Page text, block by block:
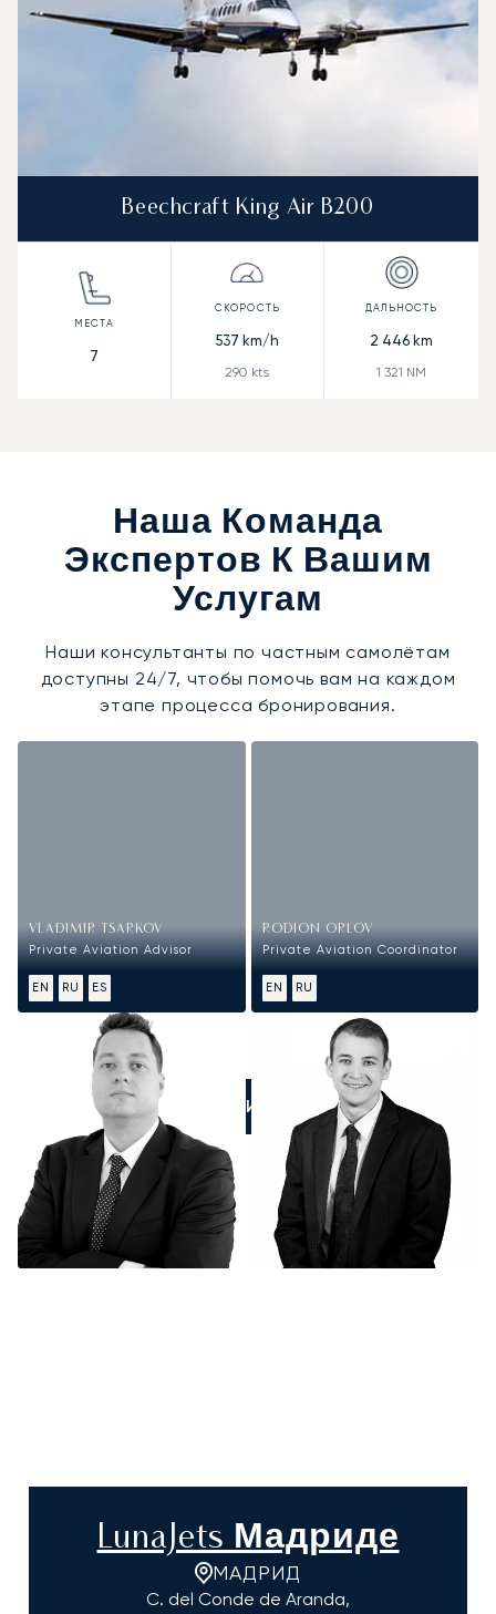
Beechcraft King Air B200
7
537 km/h
290 kts
2 446 km
1 321 NM
Наша Команда
Экспертов К Вашим
Услугам
Наши консультанты по частным самолётам
доступны 24/7, чтобы помочь вам на каждом
этапе процесса бронирования.
VLADIMIR TSARKOV
Private Aviation Advisor
EN RU ES
RODION ORLOV
Private Aviation Coordinator
EN RU
ПОЗВОНИТЕ НАМ
LunaJets Мадриде
МАДРИД
C. del Conde de Aranda,